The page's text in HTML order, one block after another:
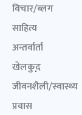
विचार/ब्लग
साहित्य
अन्तर्वार्ता
खेलकुद़़
जीवनशैली/स्वास्थ्य
प्रवास